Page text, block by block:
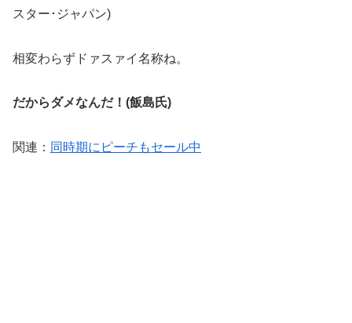
スター･ジャパン)
相変わらずドァスァイ名称ね。
だからダメなんだ！(飯島氏)
関連： 同時期にピーチもセール中